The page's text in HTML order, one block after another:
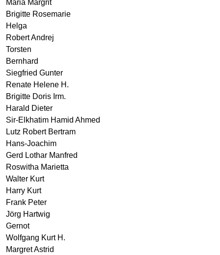
Maria Margrit
Brigitte Rosemarie
Helga
Robert Andrej
Torsten
Bernhard
Siegfried Gunter
Renate Helene H.
Brigitte Doris Irm.
Harald Dieter
Sir-Elkhatim Hamid Ahmed
Lutz Robert Bertram
Hans-Joachim
Gerd Lothar Manfred
Roswitha Marietta
Walter Kurt
Harry Kurt
Frank Peter
Jörg Hartwig
Gernot
Wolfgang Kurt H.
Margret Astrid